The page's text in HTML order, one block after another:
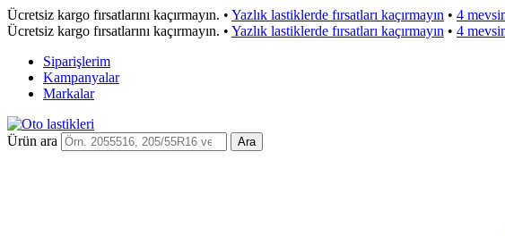
Ücretsiz kargo fırsatlarını kaçırmayın. • Yazlık lastiklerde fırsatları kaçırmayın • 4
Ücretsiz kargo fırsatlarını kaçırmayın. • Yazlık lastiklerde fırsatları kaçırmayın • 4
Siparişlerim
Kampanyalar
Markalar
Ürün ara Ara